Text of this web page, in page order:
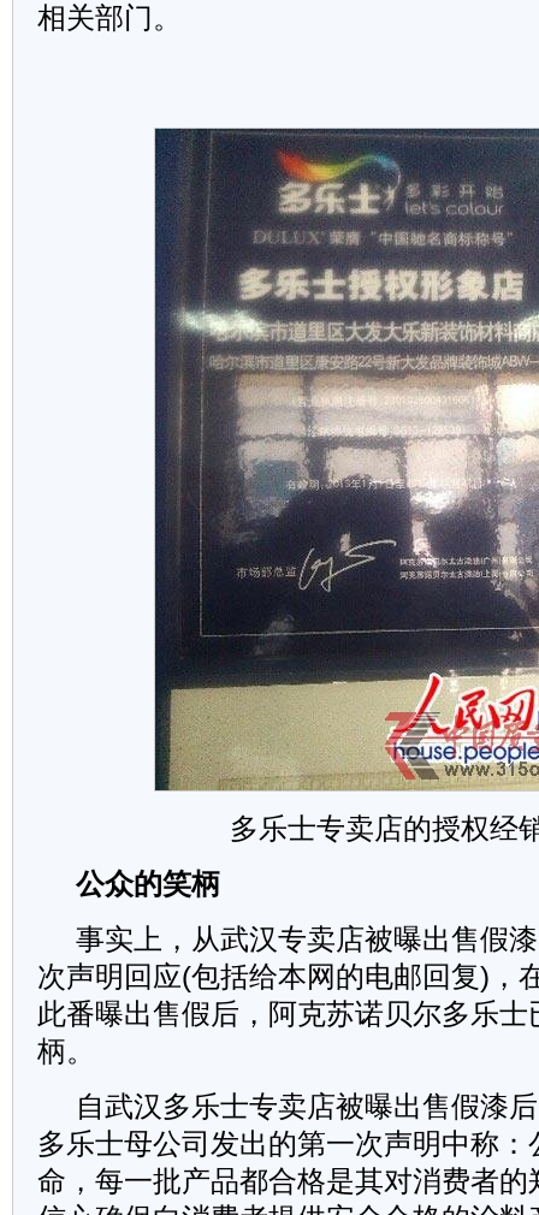
相关部门。
多乐士专卖店的授权经
公众的笑柄
事实上，从武汉专卖店被曝出售假
次声明回应(包括给本网的电邮回复)，
此番曝出售假后，阿克苏诺贝尔多乐
柄。
自武汉多乐士专卖店被曝出售假漆
多乐士母公司发出的第一次声明中称
命，每一批产品都合格是其对消费者